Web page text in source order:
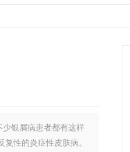
少银屑病患者都有这样
性的炎症性皮肤病。